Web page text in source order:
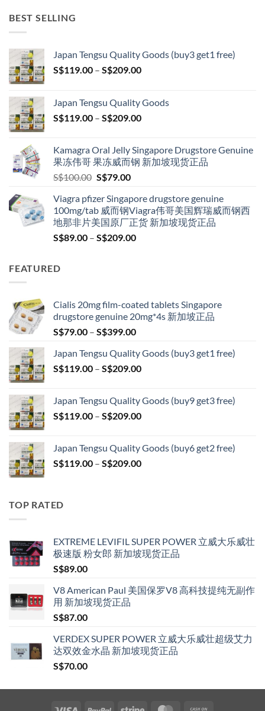
BEST SELLING
Japan Tengsu Quality Goods (buy3 get1 free)
S$119.00 – S$209.00Price
through
S$209.00
Japan Tengsu Quality Goods
S$119.00 – S$209.00Price
through
S$209.00
Kamagra Oral Jelly Singapore Drugstore Genuine
果冻伟哥 果冻威而钢 新加坡现货正品
S$100.00 Original
was:
S$100.00.
S$79.00Current
is:
S$79.00.
Viagra pfizer Singapore drugstore genuine
100mg/tab 威而钢Viagra伟哥美国辉瑞威而钢西
地那非片美国原厂正货 新加坡现货正品
S$89.00 – S$209.00Price
FEATURED
Cialis 20mg film-coated tablets Singapore
drugstore genuine 20mg*4s 新加坡正品
S$79.00 – S$399.00Price
S$79.00
through
Japan Tengsu Quality Goods (buy3 get1 free)
S$119.00 – S$209.00Price
through
S$209.00
Japan Tengsu Quality Goods (buy9 get3 free)
S$119.00 – S$209.00Price
through
S$209.00
Japan Tengsu Quality Goods (buy6 get2 free)
S$119.00 – S$209.00Price
TOP RATED
EXTREME LEVIFIL SUPER POWER 立威大乐威壮
极速版 粉女郎 新加坡现货正品
S$89.00
V8 American Paul 美国保罗V8 高科技提纯无副作
用 新加坡现货正品
S$87.00
VERDEX SUPER POWER 立威大乐威壮超级艾力
达双效金水晶 新加坡现货正品
S$70.00